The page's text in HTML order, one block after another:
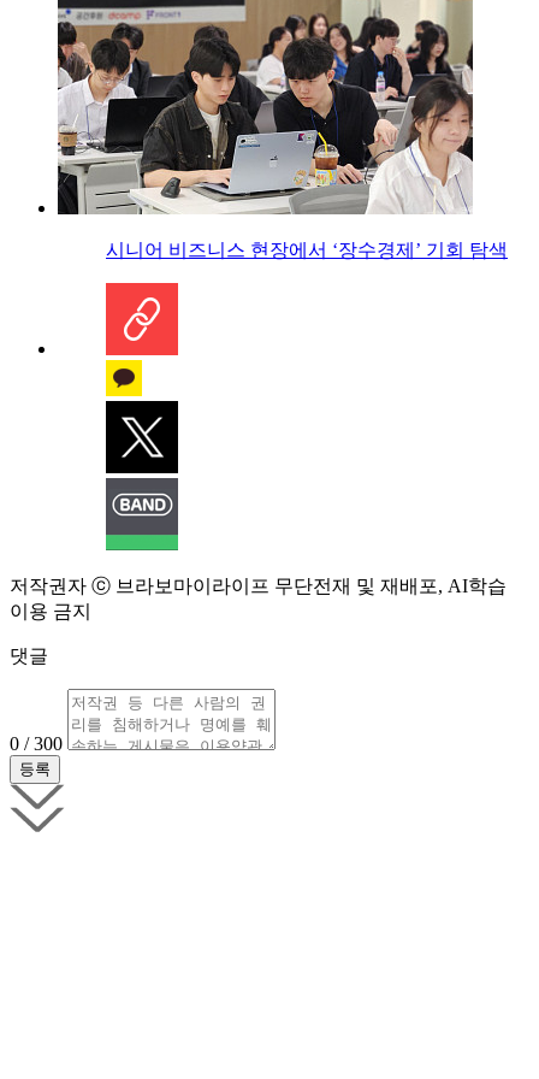
시니어 비즈니스 현장에서 ‘장수경제’ 기회 탐색
저작권자 ⓒ 브라보마이라이프 무단전재 및 재배포, AI학습
이용 금지
댓글
0 / 300